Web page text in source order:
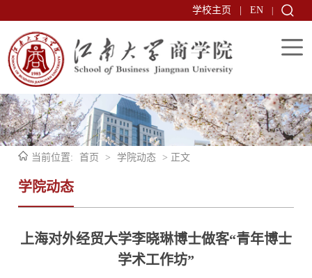
学校主页 EN
当前位置: 首页 > 学院动态 > 正文
学院动态
上海对外经贸大学李晓琳博士做客“青年博士
学术工作坊”